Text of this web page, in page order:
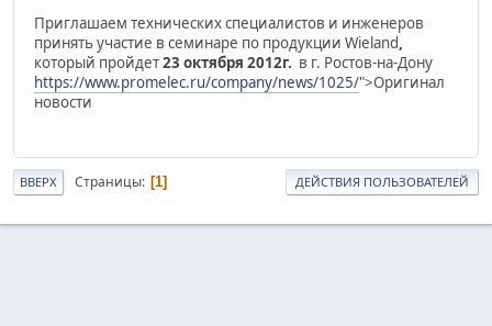
Приглашаем технических специалистов и инженеров
принять участие в семинаре по продукции Wieland,
который пройдет23 октября 2012г. в г. Ростов-на-Дону
https://www.promelec.ru/company/news/1025/">Оригинал
новости
ВВЕРХ Страницы 1 ДЕЙСТВИЯ ПОЛЬЗОВАТЕЛЕЙ